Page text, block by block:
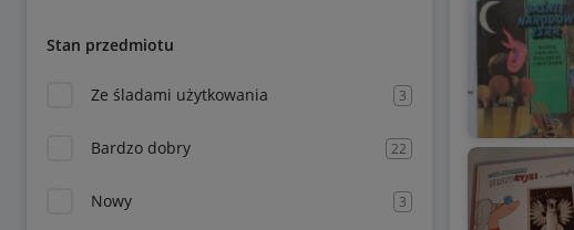
Stan przedmiotu
Ze śladami użytkowania 3
Bardzo dobry 22
Nowy 3